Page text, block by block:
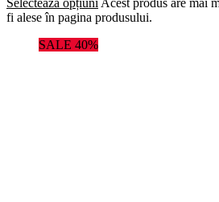
Selectează opțiuni Acest produs are mai
fi alese în pagina produsului.
SALE 40%